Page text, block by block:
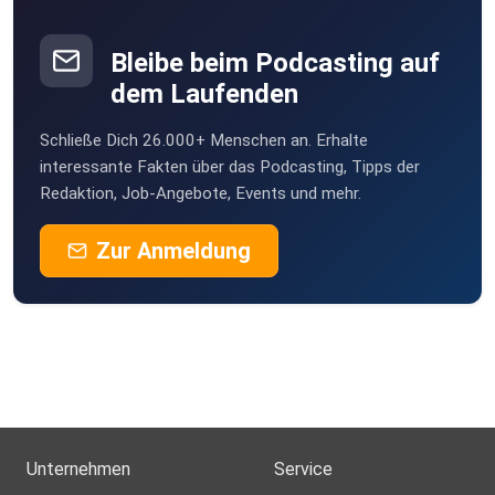
Anfragen: lucia@lovalu.eu
Schreibt mir in die Kommentare:
Bleibe beim Podcasting auf
dem Laufenden
Schließe Dich 26.000+ Menschen an. Erhalte
interessante Fakten über das Podcasting, Tipps der
Redaktion, Job-Angebote, Events und mehr.
Zur Anmeldung
Unternehmen Service